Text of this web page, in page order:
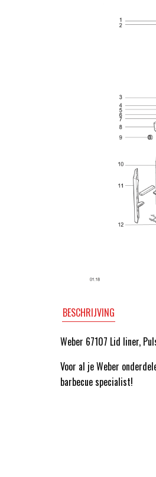
BESCHRIJVING
Weber 67107 Lid liner,
Voor al je Weber
barbecue specialist!